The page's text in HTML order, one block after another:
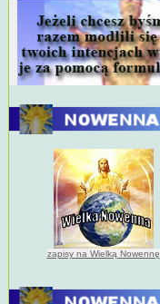
zapisy na Wielką Nowennę